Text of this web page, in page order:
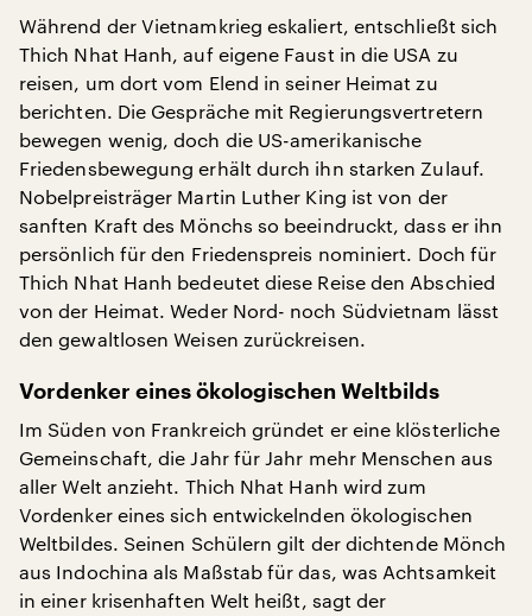
Während der Vietnamkrieg eskaliert, entschließt sich
Thich Nhat Hanh, auf eigene Faust in die USA zu
reisen, um dort vom Elend in seiner Heimat zu
berichten. Die Gespräche mit Regierungsvertretern
bewegen wenig, doch die US-amerikanische
Friedensbewegung erhält durch ihn starken Zulauf.
Nobelpreisträger Martin Luther King ist von der
sanften Kraft des Mönchs so beeindruckt, dass er ihn
persönlich für den Friedenspreis nominiert. Doch für
Thich Nhat Hanh bedeutet diese Reise den Abschied
von der Heimat. Weder Nord- noch Südvietnam lässt
den gewaltlosen Weisen zurückreisen.
Vordenker eines ökologischen Weltbilds
Im Süden von Frankreich gründet er eine klösterliche
Gemeinschaft, die Jahr für Jahr mehr Menschen aus
aller Welt anzieht. Thich Nhat Hanh wird zum
Vordenker eines sich entwickelnden ökologischen
Weltbildes. Seinen Schülern gilt der dichtende Mönch
aus Indochina als Maßstab für das, was Achtsamkeit
in einer krisenhaften Welt heißt, sagt der